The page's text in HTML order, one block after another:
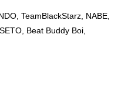
, TeamBlackStarz, NABE,
SETO, Beat Buddy Boi,